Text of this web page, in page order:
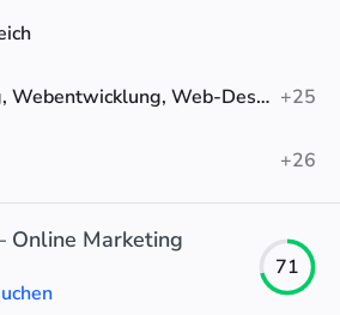
Digitales Marketing, Webentwicklung, Web-Design +25
+26
Online Marketing
71